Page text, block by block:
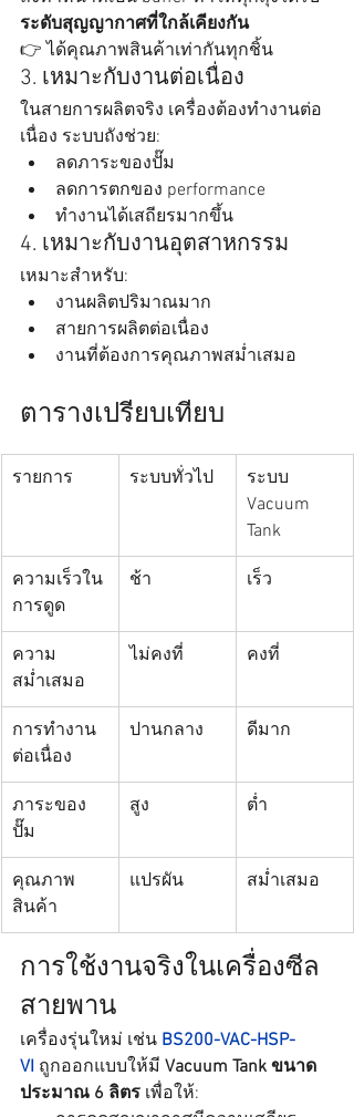
ระดับสุญญากาศที่ใกล้เคียงกัน
👉 ได้คุณภาพสินค้าเท่ากันทุกชิ้น
3. เหมาะกับงานต่อเนื่อง
ในสายการผลิตจริง เครื่องต้องทำงานต่อ
เนื่อง ระบบถังช่วย:
ลดภาระของปั๊ม
ลดการตกของ performance
ทำงานได้เสถียรมากขึ้น
4. เหมาะกับงานอุตสาหกรรม
เหมาะสำหรับ:
งานผลิตปริมาณมาก
สายการผลิตต่อเนื่อง
งานที่ต้องการคุณภาพสม่ำเสมอ
ตารางเปรียบเทียบ
รายการ ระบบทั่วไป
ระบบ
Vacuum
Tank
ความเร็วใน
การดูด
ช้า เร็ว
ความ
สม่ำเสมอ
ไม่คงที่ คงที่
การทำงาน
ต่อเนื่อง
ปานกลาง ดีมาก
ภาระของ
ปั๊ม
สูง ต่ำ
คุณภาพ
สินค้า
แปรผัน สม่ำเสมอ
การใช้งานจริงในเครื่องซีล
สายพาน
เครื่องรุ่นใหม่ เช่น BS200-VAC-HSP-
VI ถูกออกแบบให้มี Vacuum Tank ขนาด
ประมาณ 6 ลิตร เพื่อให้: